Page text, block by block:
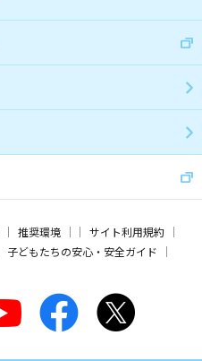
推奨環境
サイト利用規約
子どもたちの安心・安全ガイド